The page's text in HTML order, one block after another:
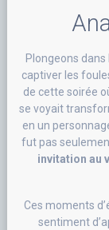
Plongeons
captiver les
de cette soirée
se voyait
en un
fut pas
invitation au
Ces moments
sentiment